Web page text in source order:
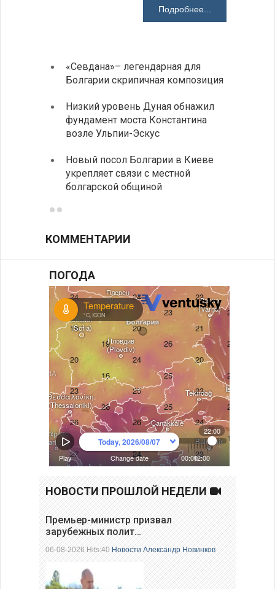
Подробнее...
«Севдана»– легендарная для
Болгарии скрипичная композиция
Низкий уровень Дуная обнажил
фундамент моста Константина
возле Ульпии-Эскус
Новый посол Болгарии в Киеве
укрепляет связи с местной
болгарской общиной
КОММЕНТАРИИ
ПОГОДА
НОВОСТИ ПРОШЛОЙ НЕДЕЛИ
Премьер-министр призвал
зарубежных полит…
06-08-2026 Hits:40Новости Александр Новинков